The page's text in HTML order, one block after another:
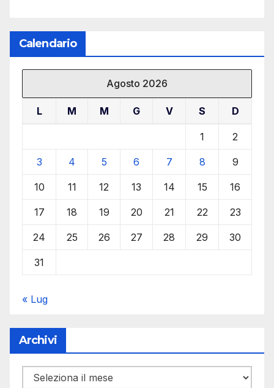
Calendario
Agosto 2026
L M M G V S D
1 2
3 4 5 6 7 8 9
10 11 12 13 14 15 16
17 18 19 20 21 22 23
24 25 26 27 28 29 30
31
« Lug
Archivi
Archivi